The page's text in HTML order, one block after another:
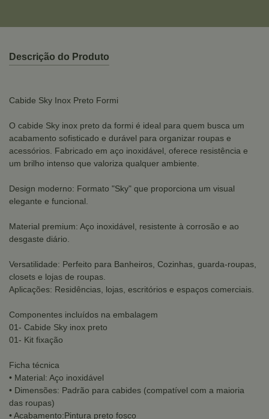
Descrição do Produto
Cabide Sky Inox Preto Formi
O cabide Sky inox preto da formi é ideal para quem busca um
acabamento sofisticado e durável para organizar roupas e
acessórios. Fabricado em aço inoxidável, oferece resistência e
um brilho intenso que valoriza qualquer ambiente.
Design moderno: Formato "Sky" que proporciona um visual
elegante e funcional.
Material premium: Aço inoxidável, resistente à corrosão e ao
desgaste diário.
Versatilidade: Perfeito para Banheiros, Cozinhas, guarda-roupas,
closets e lojas de roupas.
Aplicações: Residências, lojas, escritórios e espaços comerciais.
Componentes incluídos na embalagem
01- Cabide Sky inox preto
01- Kit fixação
Ficha técnica
• Material: Aço inoxidável
• Dimensões: Padrão para cabides (compatível com a maioria
das roupas)
• Acabamento:Pintura preto fosco